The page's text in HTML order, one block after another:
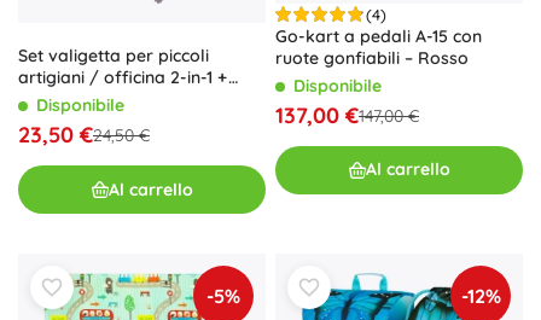
Set valigetta per piccoli
artigiani / officina 2-in-1 +
accessori
Disponibile
23,50 €24,50 €
Al carrello
(4)
Go-kart a pedali A-15 con
ruote gonfiabili – Rosso
Disponibile
137,00 €147,00 €
Al carrello
-5% -12%